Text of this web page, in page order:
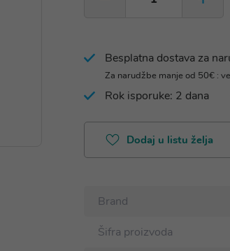
Besplatna dostava za
Za narudžbe manje od 50€ :
Rok isporuke: 2 dana
Dodaj u listu želja
Brand
Šifra proizvoda